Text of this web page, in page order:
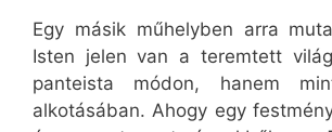
Egy másik műhelyben arra
Isten jelen van a teremtett
panteista módon, hanem
alkotásában. Ahogy egy